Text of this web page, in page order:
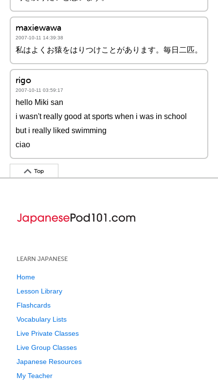
maxiewawa
2007-10-11 14:39:38
私はよくお猿をはりつけことがあります。毎日二匹。
rigo
2007-10-11 03:59:17
hello Miki san
i wasn't really good at sports when i was in school
but i really liked swimming
ciao
Top
LEARN JAPANESE
Home
Lesson Library
Flashcards
Vocabulary Lists
Live Private Classes
Live Group Classes
Japanese Resources
My Teacher